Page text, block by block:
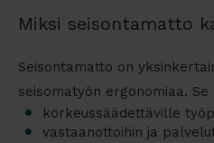
Miksi seisontamatto
Seisontamatto on
seisomatyön ergonomiaa. Se
korkeussäädettäville
vastaanottoihin ja